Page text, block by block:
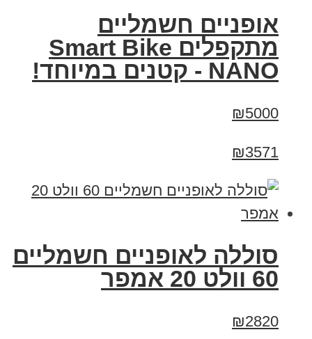
אופניים חשמליים
מתקפלים Smart Bike
NANO - קטנים במיוחד!
₪5000
₪3571
סוללה לאופניים חשמליים
60 וולט 20 אמפר
₪2820